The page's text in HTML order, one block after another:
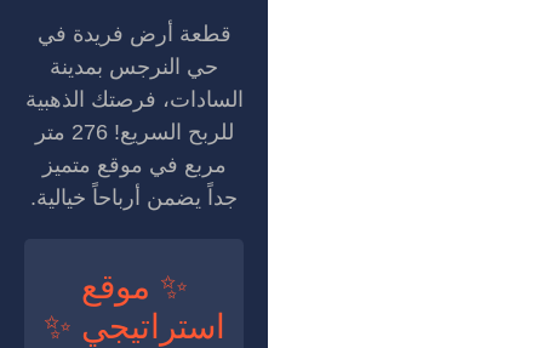
قطعة أرض فريدة في
حي النرجس بمدينة
السادات، فرصتك الذهبية
للربح السريع! 276 متر
مربع في موقع متميز
جداً يضمن أرباحاً خيالية.
✨ موقع
استراتيجي ✨